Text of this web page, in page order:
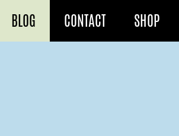
BLOG CONTACT SHOP